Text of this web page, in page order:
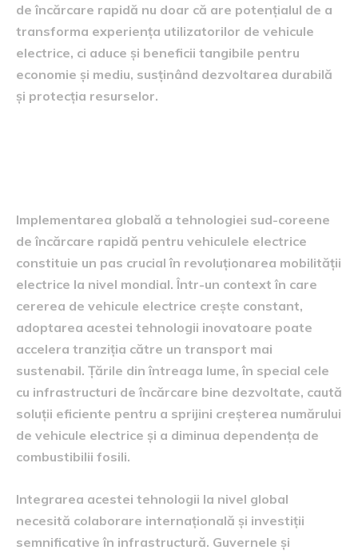
de încărcare rapidă nu doar că are potențialul de a
transforma experiența utilizatorilor de vehicule
electrice, ci aduce și beneficii tangibile pentru
economie și mediu, susținând dezvoltarea durabilă
și protecția resurselor.
Implementarea globală a tehnologiei sud-coreene
de încărcare rapidă pentru vehiculele electrice
constituie un pas crucial în revoluționarea mobilității
electrice la nivel mondial. Într-un context în care
cererea de vehicule electrice crește constant,
adoptarea acestei tehnologii inovatoare poate
accelera tranziția către un transport mai
sustenabil. Țările din întreaga lume, în special cele
cu infrastructuri de încărcare bine dezvoltate, caută
soluții eficiente pentru a sprijini creșterea numărului
de vehicule electrice și a diminua dependența de
combustibilii fosili.
Integrarea acestei tehnologii la nivel global
necesită colaborare internațională și investiții
semnificative în infrastructură. Guvernele și